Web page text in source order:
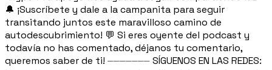
🔔 ¡Suscríbete y dale a la campanita para seguir
transitando juntos este maravilloso camino de
autodescubrimiento! 💬 Si eres oyente del podcast y
todavía no has comentado, déjanos tu comentario,
queremos saber de ti! ⏤⏤⏤⏤⏤⏤⏤ SÍGUENOS EN LAS REDES: